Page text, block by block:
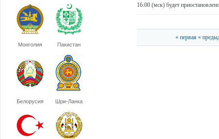
Монголия Пакистан
Белорусия Шри-Ланка
16.00 (мск) будет
« первая «